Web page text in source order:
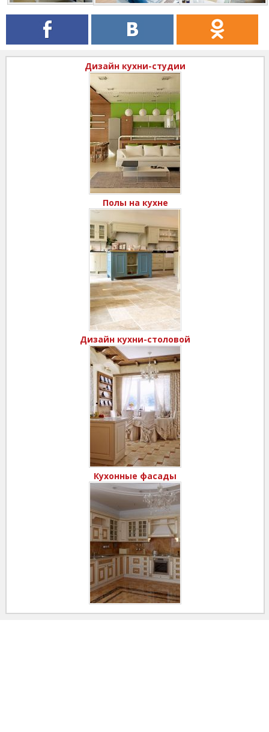
Дизайн кухни-студии
Полы на кухне
Дизайн кухни-столовой
Кухонные фасады